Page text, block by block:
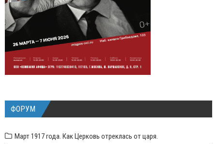
ФОРУМ
Март 1917 года. Как Церковь отреклась от царя.